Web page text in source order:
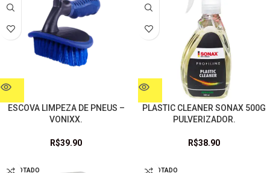
ESCOVA LIMPEZA DE PNEUS –
VONIXX.
R$39.90
PLASTIC CLEANER SONAX 500G
PULVERIZADOR.
R$38.90
ESGOTADO ESGOTADO